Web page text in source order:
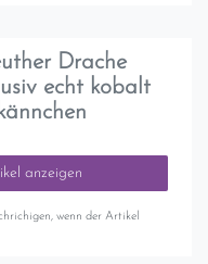
Drache
echt kobalt
anzeigen
wenn der Artikel